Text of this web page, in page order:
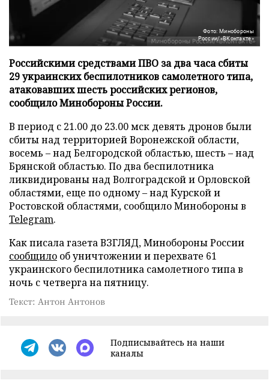
Фото: Минобороны
России/«ВКонтакте»
Российскими средствами ПВО за два часа сбиты
29 украинских беспилотников самолетного типа,
атаковавших шесть российских регионов,
сообщило Минобороны России.
В период с 21.00 до 23.00 мск девять дронов были
сбиты над территорией Воронежской области,
восемь – над Белгородской областью, шесть – над
Брянской областью. По два беспилотника
ликвидированы над Волгоградской и Орловской
областями, еще по одному – над Курской и
Ростовской областями, сообщило Минобороны в
Telegram.
Как писала газета ВЗГЛЯД, Минобороны России
сообщило об уничтожении и перехвате 61
украинского беспилотника самолетного типа в
ночь с четверга на пятницу.
Текст: Антон Антонов
Подписывайтесь на наши
каналы